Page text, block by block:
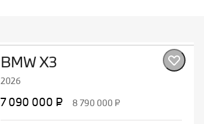
BMW X3
2026
7 090 000 ₽ 8 790 000 ₽